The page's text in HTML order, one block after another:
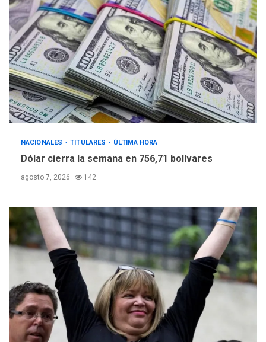
NACIONALES TITULARES ÚLTIMA HORA
Dólar cierra la semana en 756,71 bolívares
agosto 7, 2026 142